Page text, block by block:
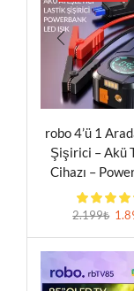
robo 4’ü 1
Şişirici – Akü
Cihazı –
Led Işık
2.199₺